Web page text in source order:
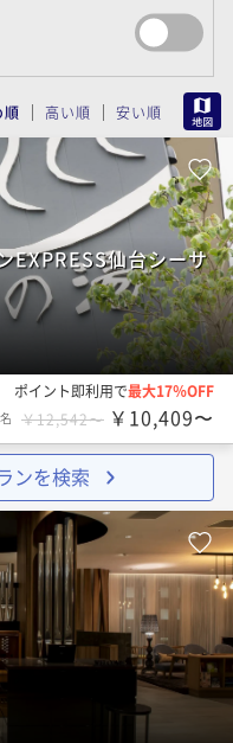
順 高い順 安い順
EXPRESS仙台シーサ
ポイント即利用で最大17％OFF
￥12,542〜 ￥10,409〜
ンを検索